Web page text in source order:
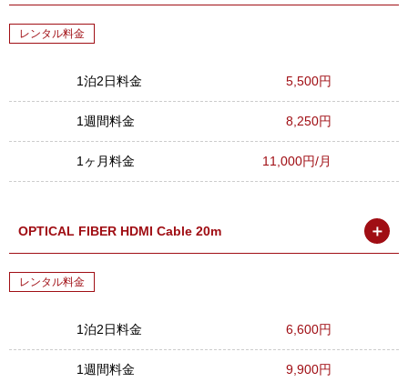
レンタル料金
1泊2日料金 5,500円
1週間料金 8,250円
1ヶ月料金 11,000円/月
OPTICAL FIBER HDMI Cable 20m ＋
レンタル料金
1泊2日料金 6,600円
1週間料金 9,900円